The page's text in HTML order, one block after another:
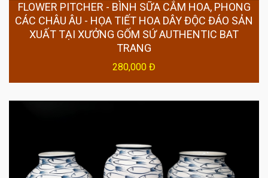
FLOWER PITCHER - BÌNH SỮA CẮM HOA, PHONG
CÁC CHÂU ÂU - HỌA TIẾT HOA DÂY ĐỘC ĐÁO SẢN
XUẤT TẠI XƯỞNG GỐM SỨ AUTHENTIC BAT
TRANG
280,000 Đ